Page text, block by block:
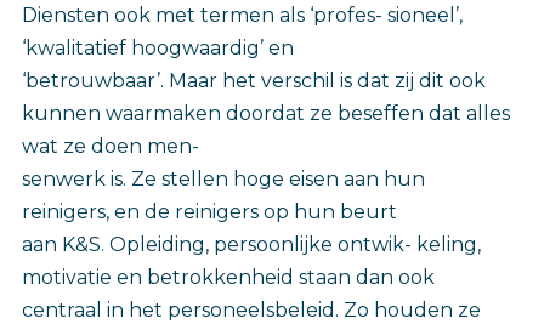
Diensten ook met termen als ‘profes- sioneel’,
‘kwalitatief hoogwaardig’ en
‘betrouwbaar’. Maar het verschil is dat zij dit ook
kunnen waarmaken doordat ze beseffen dat alles
wat ze doen men-
senwerk is. Ze stellen hoge eisen aan hun
reinigers, en de reinigers op hun beurt
aan K&S. Opleiding, persoonlijke ontwik- keling,
motivatie en betrokkenheid staan dan ook
centraal in het personeelsbeleid. Zo houden ze